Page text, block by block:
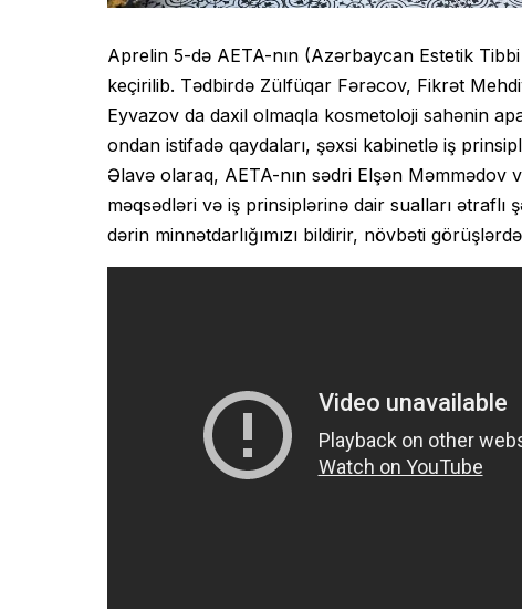
Aprelin 5-də AETA-nın (Azərbaycan Estetik
keçirilib. Tədbirdə Zülfüqar Fərəcov, Fikrət
Eyvazov da daxil olmaqla kosmetoloji sahənin
ondan istifadə qaydaları, şəxsi kabinetlə iş
Əlavə olaraq, AETA-nın sədri Elşən Məmmədov
məqsədləri və iş prinsiplərinə dair sualları ətraflı
dərin minnətdarlığımızı bildirir, növbəti